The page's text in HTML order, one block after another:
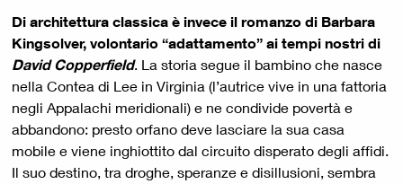
Di architettura classica è invece il romanzo di Barbara
Kingsolver, volontario “adattamento” ai tempi nostri di
David Copperfield. La storia segue il bambino che nasce
nella Contea di Lee in Virginia (l’autrice vive in una fattoria
negli Appalachi meridionali) e ne condivide povertà e
abbandono: presto orfano deve lasciare la sua casa
mobile e viene inghiottito dal circuito disperato degli affidi.
Il suo destino, tra droghe, speranze e disillusioni, sembra